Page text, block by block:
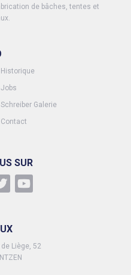
de bâches, tentes et
Historique
Jobs
Schreiber Galerie
Contact
SUR
Liège, 52